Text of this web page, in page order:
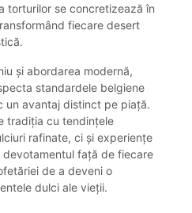
torturilor se concretizează în
fiecare desert
şi abordarea modernă,
standardele belgiene
un avantaj distinct pe piață.
tradiția cu tendințele
rafinate, ci și experiențe
față de fiecare
de a deveni o
dulci ale vieții.